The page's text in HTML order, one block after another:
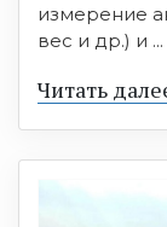
измерение
вес и др.) и ...
Читать